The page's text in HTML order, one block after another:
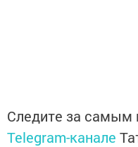
Следите за
Telegram-канале